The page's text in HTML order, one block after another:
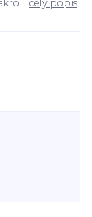
celý popis